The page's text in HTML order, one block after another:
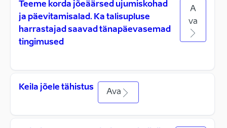
Teeme korda jõeäärsed ujumiskohad
ja päevitamisalad. Ka talisupluse
harrastajad saavad tänapäevasemad
tingimused
A
va
Keila jõele tähistus
Ava